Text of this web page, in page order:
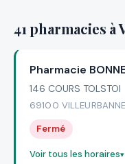
41 pharmacies à
Pharmacie
146 COURS TOLSTOI
69100 VILLEURBANNE
Fermé
Voir tous les horaires